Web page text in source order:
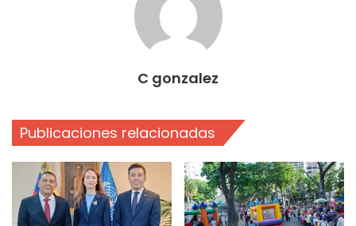
C gonzalez
Publicaciones relacionadas